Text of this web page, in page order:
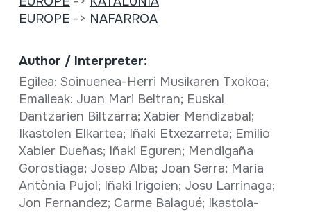
EUROPE -> NAFARROA
Author / Interpreter:
Egilea: Soinuenea-Herri Musikaren Txokoa;
Emaileak: Juan Mari Beltran; Euskal
Dantzarien Biltzarra; Xabier Mendizabal;
Ikastolen Elkartea; Iñaki Etxezarreta; Emilio
Xabier Dueñas; Iñaki Eguren; Mendigaña
Gorostiaga; Josep Alba; Joan Serra; Maria
Antònia Pujol; Iñaki Irigoien; Josu Larrinaga;
Jon Fernandez; Carme Balagué; Ikastola-